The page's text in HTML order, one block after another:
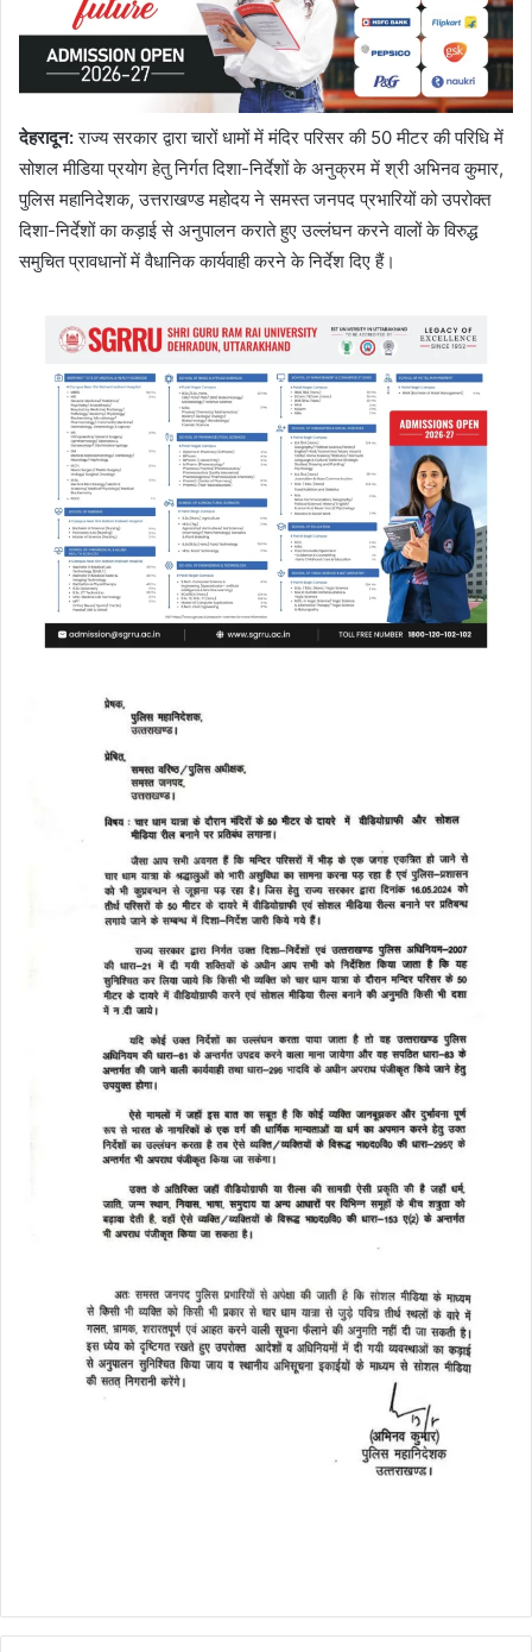
देहरादून:राज्य सरकार द्वारा चारों धामों में मंदिर परिसर की 50 मीटर की परिधि में
सोशल मीडिया प्रयोग हेतु निर्गत दिशा-निर्देशों के अनुक्रम में श्री अभिनव कुमार,
पुलिस महानिदेशक, उत्तराखण्ड महोदय ने समस्त जनपद प्रभारियों को उपरोक्त
दिशा-निर्देशों का कड़ाई से अनुपालन कराते हुए उल्लंघन करने वालों के विरुद्ध
समुचित प्रावधानों में वैधानिक कार्यवाही करने के निर्देश दिए हैं।